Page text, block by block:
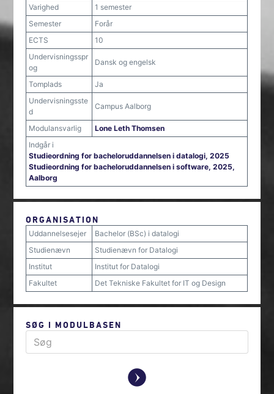
Varighed
1 semester
Semester
Forår
ECTS
10
Undervisningsspr
og
Dansk og engelsk
Tomplads
Ja
Undervisningsste
d
Campus Aalborg
Modulansvarlig
Lone Leth Thomsen
Indgår i
Studieordning for bacheloruddannelsen i datalogi, 2025
Studieordning for bacheloruddannelsen i software, 2025,
Aalborg
ORGANISATION
Uddannelsesejer
Bachelor (BSc) i datalogi
Studienævn
Studienævn for Datalogi
Institut
Institut for Datalogi
Fakultet
Det Tekniske Fakultet for IT og Design
SØG I MODULBASEN
y